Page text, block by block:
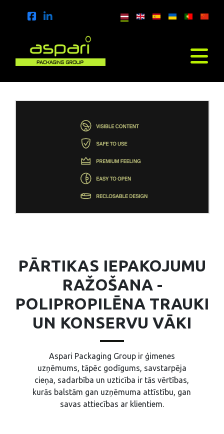
PĀRTIKAS IEPAKOJUMU
RAŽOŠANA -
POLIPROPILĒNA TRAUKI
UN KONSERVU VĀKI
Aspari Packaging Group ir ģimenes
uzņēmums, tāpēc godīgums, savstarpēja
cieņa, sadarbība un uzticība ir tās vērtības,
kurās balstām gan uzņēmuma attīstību, gan
savas attiecības ar klientiem.